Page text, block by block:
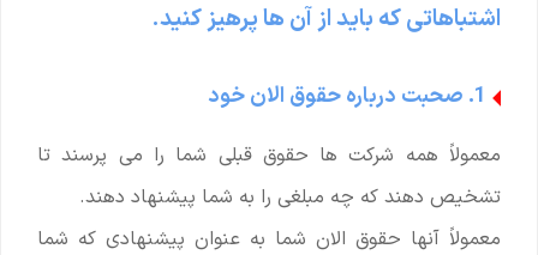
اشتباهاتی که باید از آن ها پرهیز کنید.
1. صحبت درباره حقوق الان خود
معمولاً همه شرکت ها حقوق قبلی شما را می پرسند تا
تشخیص دهند که چه مبلغی را به شما پیشنهاد دهند.
معمولاً آنها حقوق الان شما به عنوان پیشنهادی که شما